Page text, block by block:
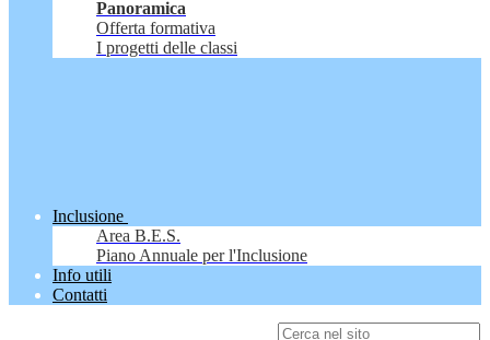
Panoramica
Offerta formativa
I progetti delle classi
Inclusione
Area B.E.S.
Piano Annuale per l'Inclusione
Info utili
Contatti